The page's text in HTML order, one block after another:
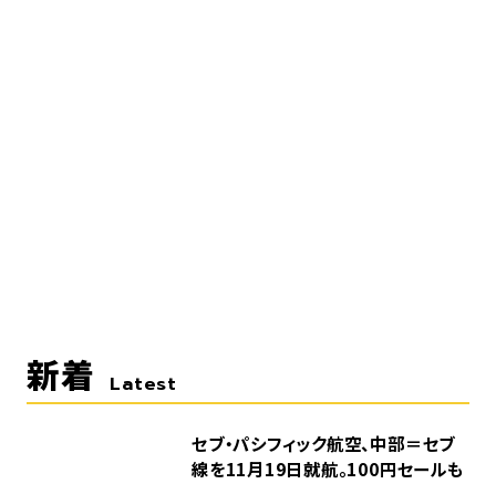
新着 Latest
セブ・パシフィック航空、中部＝セブ
線を11月19日就航。100円セールも